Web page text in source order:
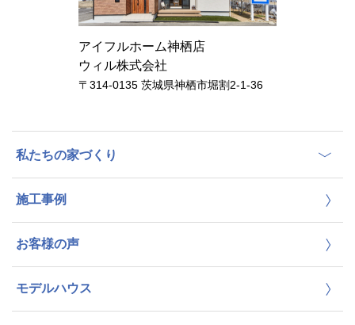
アイフルホーム神栖店
ウィル株式会社
〒314-0135 茨城県神栖市堀割2-1-36
私たちの家づくり
施工事例
お客様の声
モデルハウス